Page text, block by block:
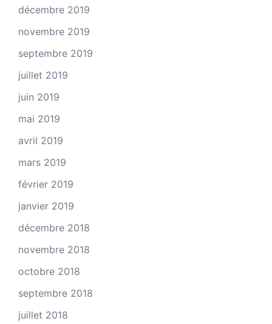
décembre 2019
novembre 2019
septembre 2019
juillet 2019
juin 2019
mai 2019
avril 2019
mars 2019
février 2019
janvier 2019
décembre 2018
novembre 2018
octobre 2018
septembre 2018
juillet 2018